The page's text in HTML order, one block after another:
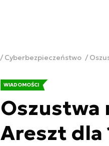
Cyberbezpieczeństwo
WIADOMOŚCI
Oszustwa
Areszt dla